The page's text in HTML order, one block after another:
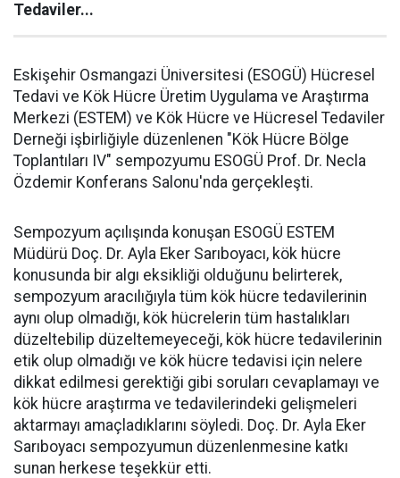
Tedaviler...
Eskişehir Osmangazi Üniversitesi (ESOGÜ) Hücresel
Tedavi ve Kök Hücre Üretim Uygulama ve Araştırma
Merkezi (ESTEM) ve Kök Hücre ve Hücresel Tedaviler
Derneği işbirliğiyle düzenlenen "Kök Hücre Bölge
Toplantıları IV" sempozyumu ESOGÜ Prof. Dr. Necla
Özdemir Konferans Salonu'nda gerçekleşti.
Sempozyum açılışında konuşan ESOGÜ ESTEM
Müdürü Doç. Dr. Ayla Eker Sarıboyacı, kök hücre
konusunda bir algı eksikliği olduğunu belirterek,
sempozyum aracılığıyla tüm kök hücre tedavilerinin
aynı olup olmadığı, kök hücrelerin tüm hastalıkları
düzeltebilip düzeltemeyeceği, kök hücre tedavilerinin
etik olup olmadığı ve kök hücre tedavisi için nelere
dikkat edilmesi gerektiği gibi soruları cevaplamayı ve
kök hücre araştırma ve tedavilerindeki gelişmeleri
aktarmayı amaçladıklarını söyledi. Doç. Dr. Ayla Eker
Sarıboyacı sempozyumun düzenlenmesine katkı
sunan herkese teşekkür etti.